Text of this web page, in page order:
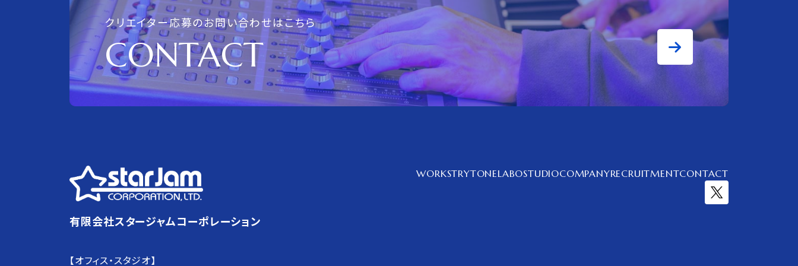
クリエイター応募のお問い合わせはこちら
CONTACT
有限会社スタージャムコーポレーション
【オフィス・スタジオ】
WORKSTRYTONELABOSTUDIOCOMPANYRECRUITMENTCONTACT